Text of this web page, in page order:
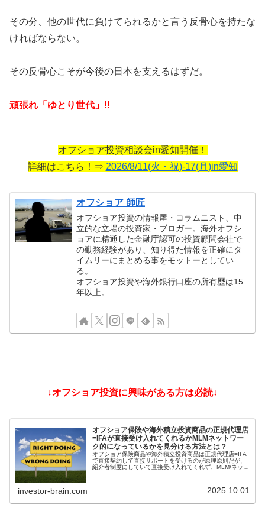
その分、他の世代に負けてられるかと言う反骨心を持たな
ければならない。
その反骨心こそが今後の日本を支えるはずだ。
頑張れ「ゆとり世代」!!
オフショア投資相談会in愛知開催！
詳細はこちら！⇒ 2026/8/11(火・祝)-17(月)in愛知
オフショア 師匠
オフショア投資の情報屋・コラムニスト、中
立的な立場の投資家・ブロガー。海外オフシ
ョアに精通した金融庁認可の投資顧問会社で
の勤務経験があり、知り得た情報を正確にタ
イムリーにまとめる事をモットーとしてい
る。
オフショア投資や海外銀行口座の所有歴は15
年以上。
↓オフショア投資に興味がある方は必読↓
オフショア保険や海外積立投資商品の正規代理店
=IFAが直接受け入れてくれるかMLMネットワー
ク的になっているかを見分ける方法とは？
オフショア保険商品や海外積立投資商品は正規代理店=IFA
で直接契約して直接サポートを受けるのが原理原則だが、
紹介者制度にしていて直接受け入れてくれず、MLM/ネット
investor-brain.com 2025.10.01